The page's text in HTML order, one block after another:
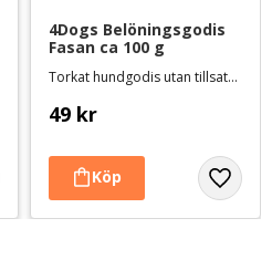
4Dogs Belöningsgodis
Fasan ca 100 g
Torkat hundgodis utan tillsatser, ursprung EU
49 kr